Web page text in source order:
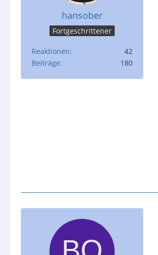
hansober
Fortgeschrittener
Reaktionen
42
Beiträge
180